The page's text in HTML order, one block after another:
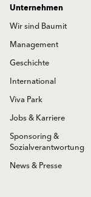
Unternehmen
Wir sind Baumit
Management
Geschichte
International
Viva Park
Jobs & Karriere
Sponsoring &
Sozialverantwortung
News & Presse